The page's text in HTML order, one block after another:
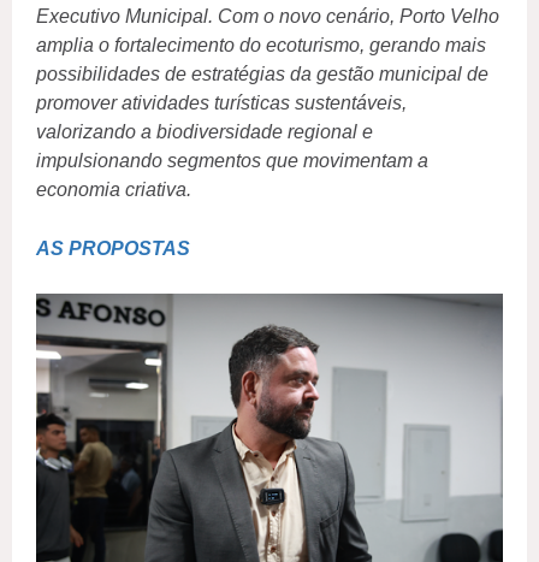
Executivo Municipal. Com o novo cenário, Porto Velho
amplia o fortalecimento do ecoturismo, gerando mais
possibilidades de estratégias da gestão municipal de
promover atividades turísticas sustentáveis,
valorizando a biodiversidade regional e
impulsionando segmentos que movimentam a
economia criativa.
AS PROPOSTAS